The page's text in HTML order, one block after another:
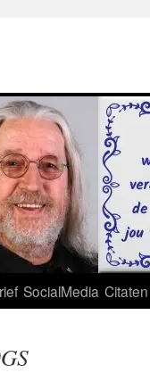
SocialMedia Citaten